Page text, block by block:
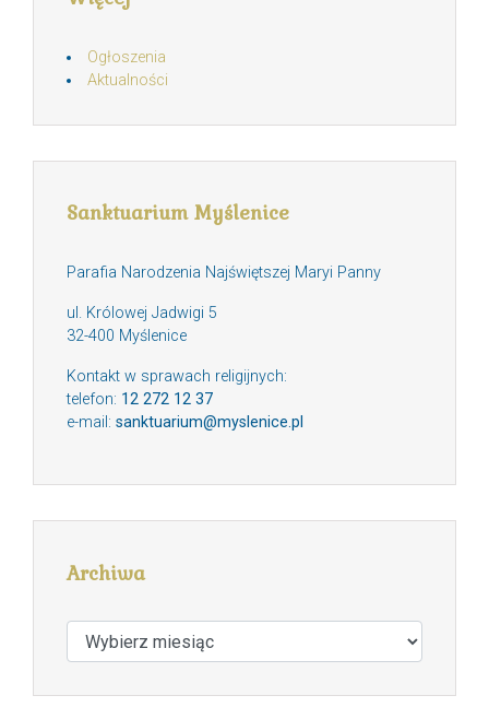
Ogłoszenia
Aktualności
Sanktuarium Myślenice
Parafia Narodzenia Najświętszej Maryi Panny
ul. Królowej Jadwigi 5
32-400 Myślenice
Kontakt w sprawach religijnych:
telefon: 12 272 12 37
e-mail: sanktuarium@myslenice.pl
Archiwa
Archiwa